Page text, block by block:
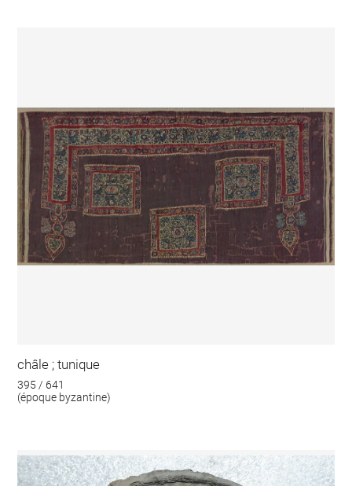
châle ; tunique
395 / 641
(époque byzantine)